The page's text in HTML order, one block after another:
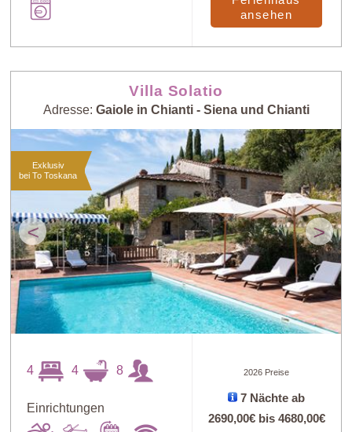
ansehen
Villa Solatio
Adresse: Gaiole in Chianti - Siena und Chianti
< >
Exklusiv
bei To Toskana
4 4 8
Einrichtungen
2026 Preise
7 Nächte ab
2690,00€bis 4680,00€